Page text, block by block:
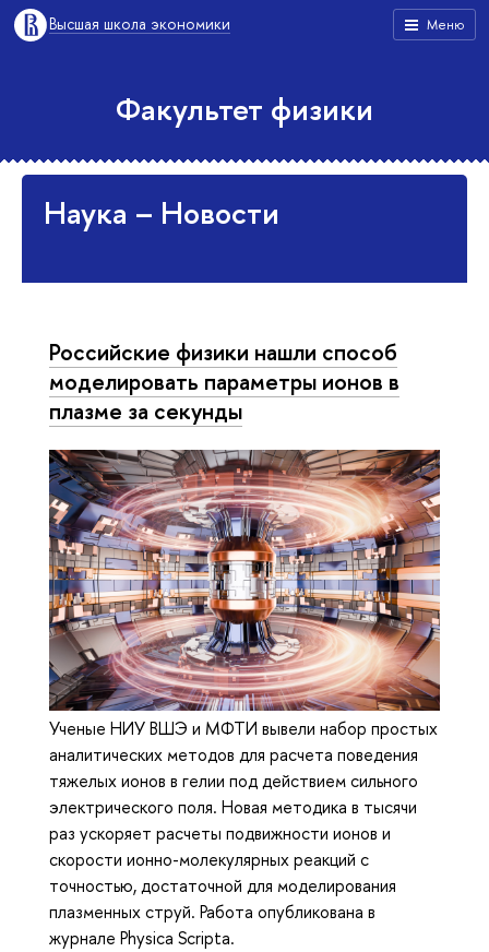
Меню
Высшая школа экономики
Факультет физики
Наука – Новости
Российские физики нашли способ
моделировать параметры ионов в
плазме за секунды
Ученые НИУ ВШЭ и МФТИ вывели набор простых
аналитических методов для расчета поведения
тяжелых ионов в гелии под действием сильного
электрического поля. Новая методика в тысячи
раз ускоряет расчеты подвижности ионов и
скорости ионно-молекулярных реакций с
точностью, достаточной для моделирования
плазменных струй. Работа опубликована в
журнале Physica Scripta.